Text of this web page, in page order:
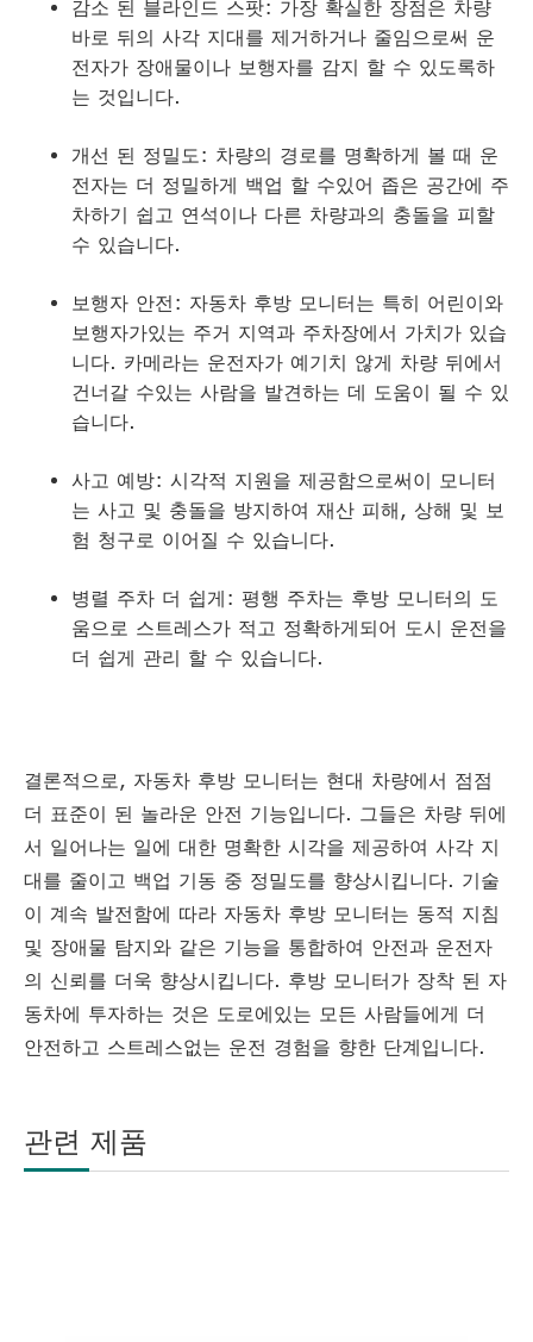
감소 된 블라인드 스팟: 가장 확실한 장점은 차량
바로 뒤의 사각 지대를 제거하거나 줄임으로써 운
전자가 장애물이나 보행자를 감지 할 수 있도록하
는 것입니다.
개선 된 정밀도: 차량의 경로를 명확하게 볼 때 운
전자는 더 정밀하게 백업 할 수있어 좁은 공간에 주
차하기 쉽고 연석이나 다른 차량과의 충돌을 피할
수 있습니다.
보행자 안전: 자동차 후방 모니터는 특히 어린이와
보행자가있는 주거 지역과 주차장에서 가치가 있습
니다. 카메라는 운전자가 예기치 않게 차량 뒤에서
건너갈 수있는 사람을 발견하는 데 도움이 될 수 있
습니다.
사고 예방: 시각적 지원을 제공함으로써이 모니터
는 사고 및 충돌을 방지하여 재산 피해, 상해 및 보
험 청구로 이어질 수 있습니다.
병렬 주차 더 쉽게: 평행 주차는 후방 모니터의 도
움으로 스트레스가 적고 정확하게되어 도시 운전을
더 쉽게 관리 할 수 있습니다.
결론적으로, 자동차 후방 모니터는 현대 차량에서 점점
더 표준이 된 놀라운 안전 기능입니다. 그들은 차량 뒤에
서 일어나는 일에 대한 명확한 시각을 제공하여 사각 지
대를 줄이고 백업 기동 중 정밀도를 향상시킵니다. 기술
이 계속 발전함에 따라 자동차 후방 모니터는 동적 지침
및 장애물 탐지와 같은 기능을 통합하여 안전과 운전자
의 신뢰를 더욱 향상시킵니다. 후방 모니터가 장착 된 자
동차에 투자하는 것은 도로에있는 모든 사람들에게 더
안전하고 스트레스없는 운전 경험을 향한 단계입니다.
관련 제품